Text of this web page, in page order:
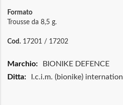
Formato
Trousse da 8,5 g.
Cod. 17201 / 17202
Maggiori
BIONIKE DEFENCE
I.c.i.m. (bionike) internation